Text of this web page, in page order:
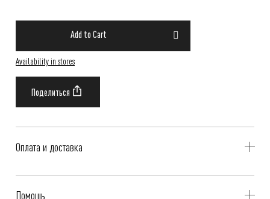
Add to Cart
Availability in stores
Оплата и доставка
Помощь